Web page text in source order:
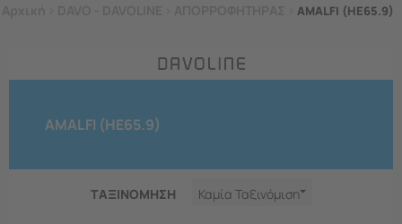
AMALFI (HE65.9)
AMALFI (HE65.9)
ΤΑΞΙΝΟΜΗΣΗ Καμία Ταξινόμιση